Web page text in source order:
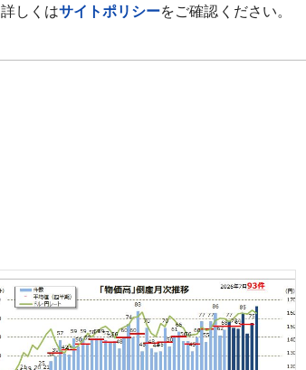
詳しくはサイトポリシーをご確認ください。